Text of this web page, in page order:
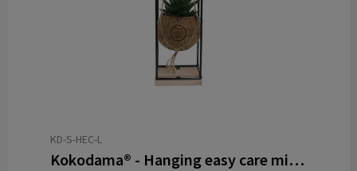
KD-S-HEC-L
Kokodama® - Hanging easy care mix (S)